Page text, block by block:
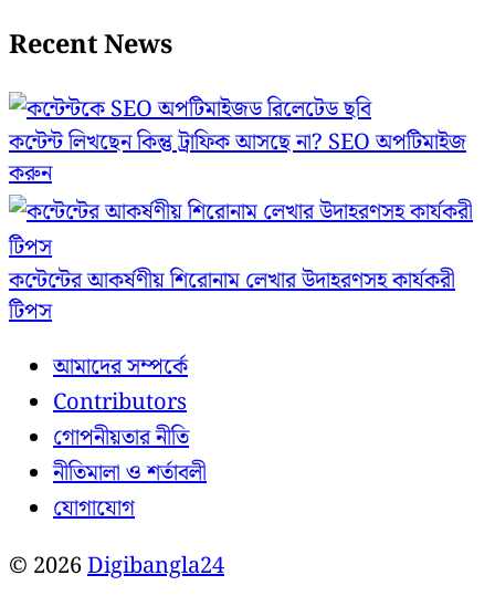
Recent News
কন্টেন্ট লিখছেন কিন্তু ট্রাফিক আসছে না? ‍SEO অপটিমাইজ
করুন
কন্টেন্টের আকর্ষণীয় শিরোনাম লেখার উদাহরণসহ কার্যকরী
টিপস
আমাদের সম্পর্কে
Contributors
গোপনীয়তার নীতি
নীতিমালা ও শর্তাবলী
যোগাযোগ
© 2026Digibangla24